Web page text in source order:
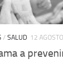
/ SALUD 12
a